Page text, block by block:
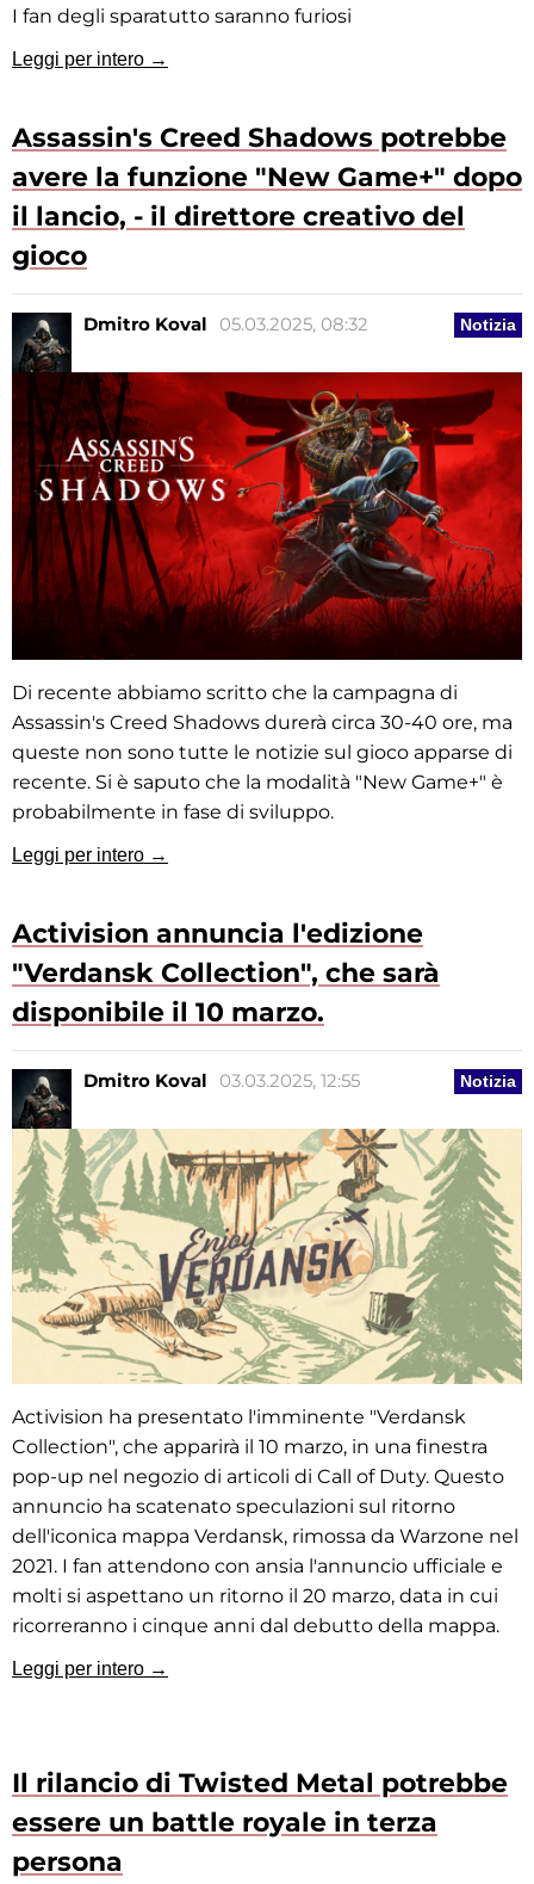
I fan degli sparatutto saranno furiosi
Leggi per intero →
Assassin's Creed Shadows potrebbe
avere la funzione "New Game+" dopo
il lancio, - il direttore creativo del
gioco
Notizia
Dmitro Koval 05.03.2025, 08:32
Di recente abbiamo scritto che la campagna di
Assassin's Creed Shadows durerà circa 30-40 ore, ma
queste non sono tutte le notizie sul gioco apparse di
recente. Si è saputo che la modalità "New Game+" è
probabilmente in fase di sviluppo.
Leggi per intero →
Activision annuncia l'edizione
"Verdansk Collection", che sarà
disponibile il 10 marzo.
Notizia
Dmitro Koval 03.03.2025, 12:55
Activision ha presentato l'imminente "Verdansk
Collection", che apparirà il 10 marzo, in una finestra
pop-up nel negozio di articoli di Call of Duty. Questo
annuncio ha scatenato speculazioni sul ritorno
dell'iconica mappa Verdansk, rimossa da Warzone nel
2021. I fan attendono con ansia l'annuncio ufficiale e
molti si aspettano un ritorno il 20 marzo, data in cui
ricorreranno i cinque anni dal debutto della mappa.
Leggi per intero →
Il rilancio di Twisted Metal potrebbe
essere un battle royale in terza
persona